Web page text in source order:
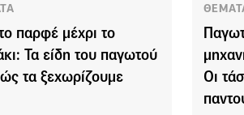
παρφέ μέχρι το
Τα είδη του παγωτού
τα ξεχωρίζουμε
Οι